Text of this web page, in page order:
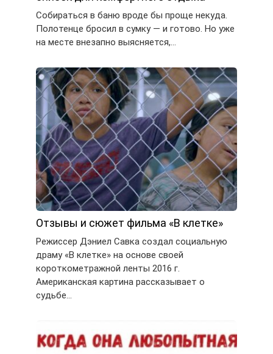
Собираться в баню вроде бы проще некуда.
Полотенце бросил в сумку — и готово. Но уже
на месте внезапно выясняется,…
Отзывы и сюжет фильма «В клетке»
Режиссер Дэниел Савка создал социальную
драму «В клетке» на основе своей
короткометражной ленты 2016 г.
Американская картина рассказывает о
судьбе…